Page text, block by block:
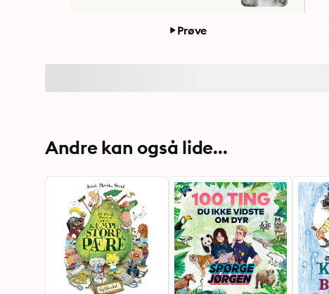
Prøve
Andre kan også lide...